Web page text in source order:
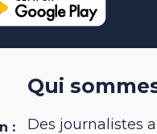
Qui
Des journalistes